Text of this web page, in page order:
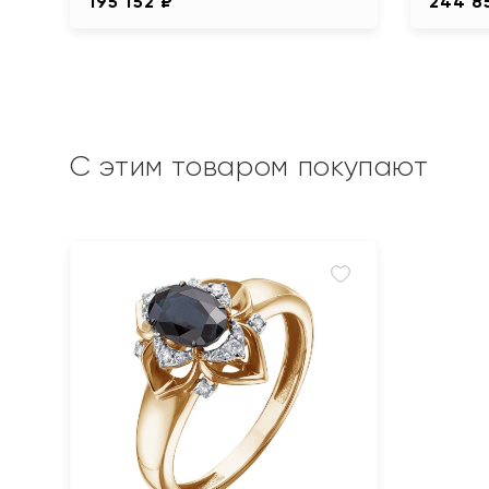
С этим товаром покупают